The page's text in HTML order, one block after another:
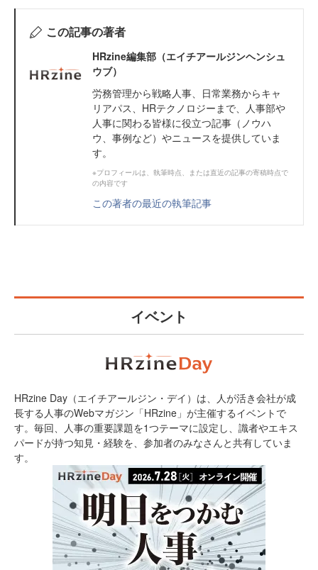
この記事の著者
HRzine編集部（エイチアールジンヘンシュ
ウブ）
労務管理から戦略人事、日常業務からキャ
リアパス、HRテクノロジーまで、人事部や
人事に関わる皆様に役立つ記事（ノウハ
ウ、事例など）やニュースを提供していま
す。
※プロフィールは、執筆時点、または直近の記事の寄稿時点で
の内容です
この著者の最近の執筆記事
イベント
HRzine Day（エイチアールジン・デイ）は、人が活き会社が成
長する人事のWebマガジン「HRzine」が主催するイベントで
す。毎回、人事の重要課題を1つテーマに設定し、識者やエキス
パードが持つ知見・経験を、参加者のみなさんと共有していま
す。